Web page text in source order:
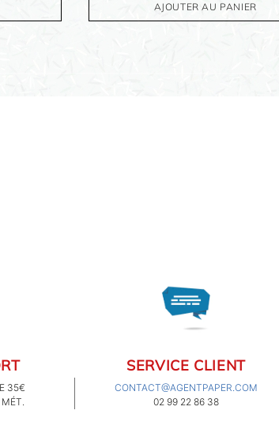
AJOUTER AU PANIER
35€
SERVICE CLIENT
CONTACT@AGENTPAPER.COM
02 99 22 86 38